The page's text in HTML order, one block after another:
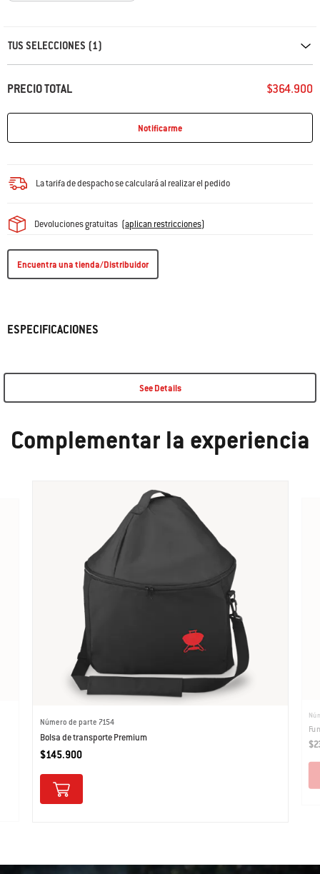
TUS SELECCIONES (1)
PRECIO TOTAL $364.900
Notificarme
La tarifa de despacho se calculará al realizar el pedido
Devoluciones gratuitas (aplican restricciones)
Encuentra una tienda/Distribuidor
ESPECIFICACIONES
See Details
Complementar la experiencia
Número de parte 7154
Bolsa de transporte Premium
$145.900